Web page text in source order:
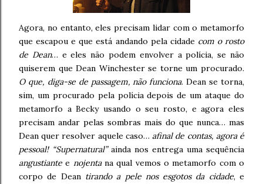
Agora, no entanto, eles precisam lidar com o metamorfo
que escapou e que está andando pela cidade com o rosto
de Dean… e eles não podem envolver a polícia, se não
quiserem que Dean Winchester se torne um procurado.
O que, diga-se de passagem, não funciona. Dean se torna,
sim, um procurado pela polícia depois de um ataque do
metamorfo a Becky usando o seu rosto, e agora eles
precisam andar pelas sombras mais do que nunca… mas
Dean quer resolver aquele caso…afinal de contas, agora é
pessoal! “Supernatural”ainda nos entrega uma sequência
angustiante e nojentana qual vemos o metamorfo com o
corpo de Dean tirando a pele nos esgotos da cidade, e